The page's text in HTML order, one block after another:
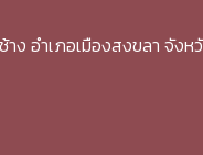
ง อำเภอเมืองสงขลา จังห